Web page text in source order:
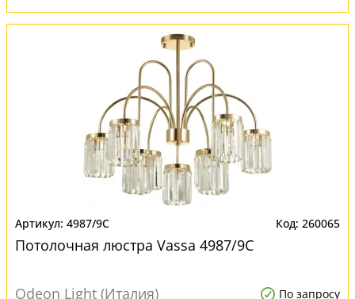
4987/9C 260065
Потолочная люстра Vassa 4987/9C
Odeon Light (Италия) По запросу